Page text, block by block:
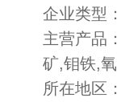
企业类型：
主营产品
矿,钼铁,
所在地区